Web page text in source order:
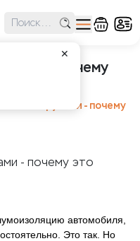
✕
- почему
своими руками - почему
автомобиля,
Это так. Но